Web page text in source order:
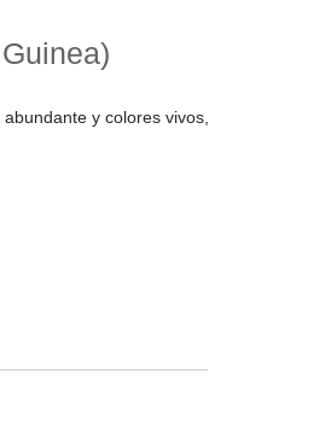
y colores vivos,